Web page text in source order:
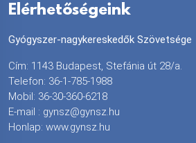
Elérhetőségeink
Gyógyszer-nagykereskedők Szövetsége
Cím: 1143 Budapest, Stefánia út 28/a.
Telefon: 36-1-785-1988
Mobil: 36-30-360-6218
E-mail : gynsz@gynsz.hu
Honlap: www.gynsz.hu